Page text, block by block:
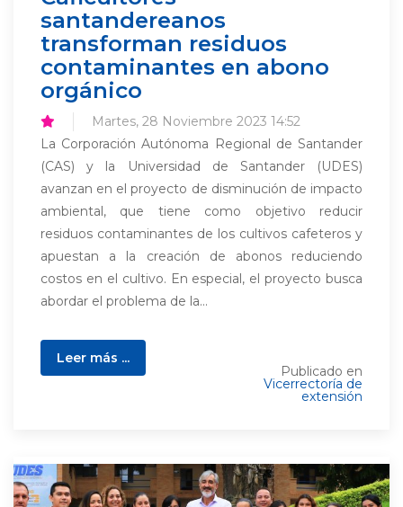
santandereanos
transforman residuos
contaminantes en abono
orgánico
Martes, 28 Noviembre 2023 14:52
La Corporación Autónoma Regional de Santander
(CAS) y la Universidad de Santander (UDES)
avanzan en el proyecto de disminución de impacto
ambiental, que tiene como objetivo reducir
residuos contaminantes de los cultivos cafeteros y
apuestan a la creación de abonos reduciendo
costos en el cultivo. En especial, el proyecto busca
abordar el problema de la...
Leer más ...
Publicado en
Vicerrectoría de
extensión